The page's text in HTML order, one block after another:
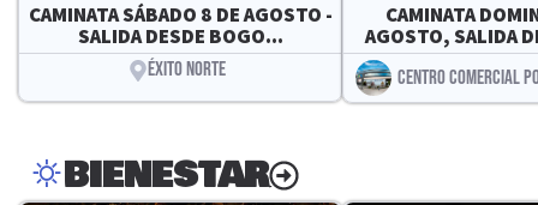
CAMINATA SÁBADO 8 DE AGOSTO -
SALIDA DESDE BOGO...
ÉXITO NORTE
CAMINATA
AGOSTO, SALIDA
CENTRO COMERCIAL
BIENESTAR